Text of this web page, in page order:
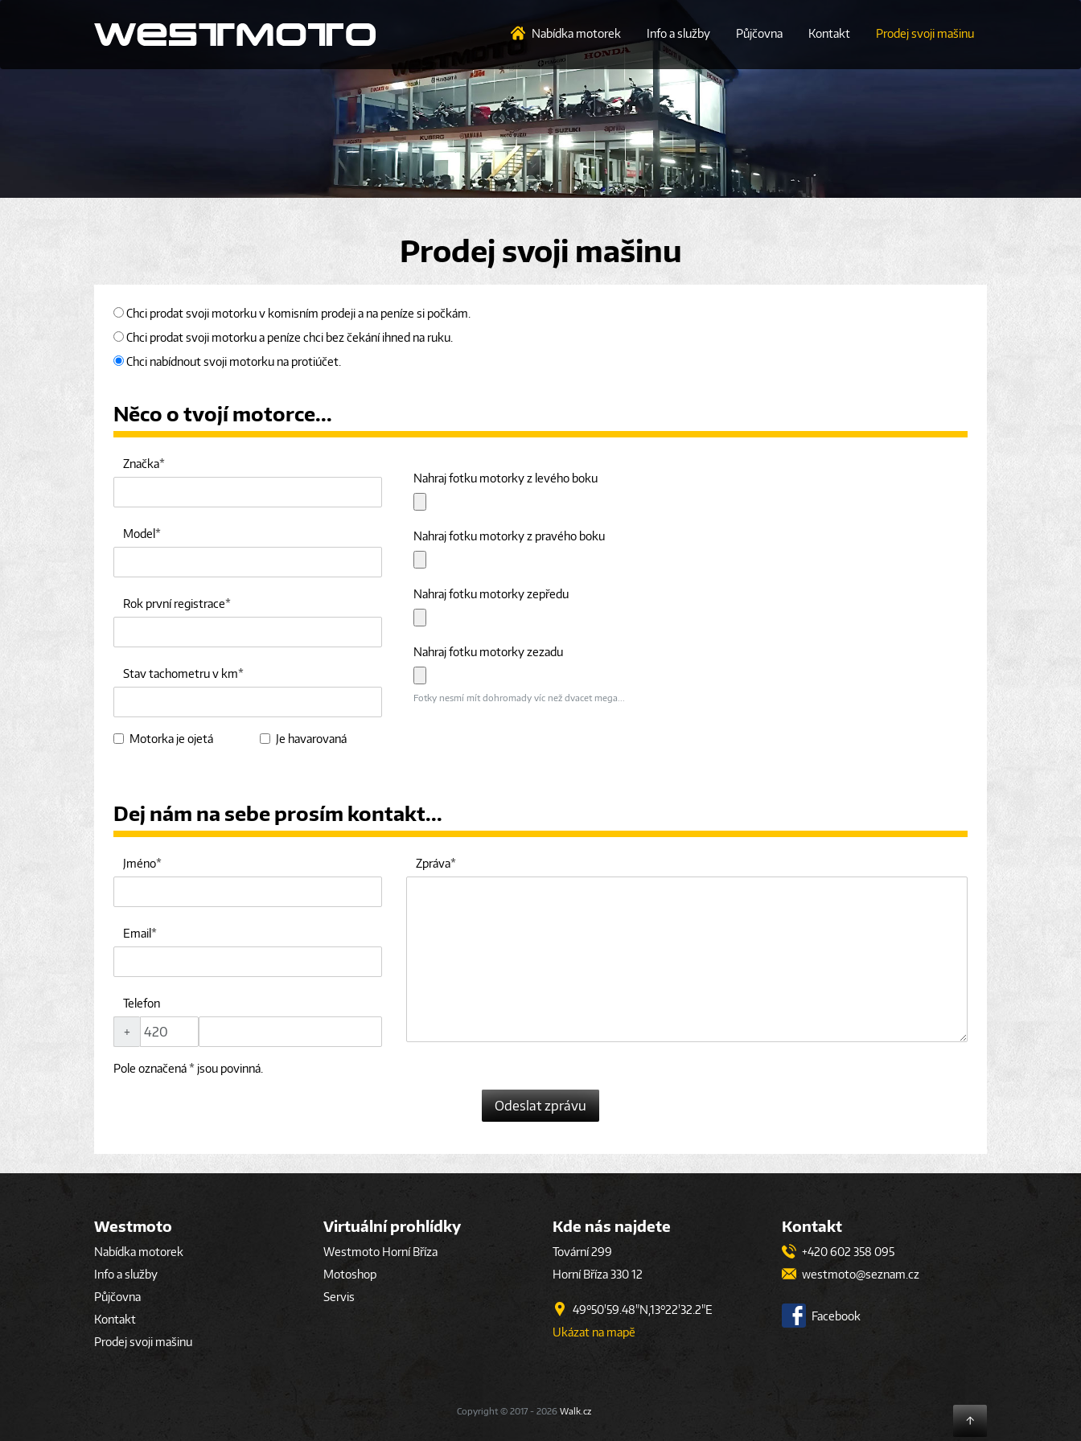
Nabídka motorek Info a služby Půjčovna Kontakt Prodej svoji mašinu
Prodej svoji mašinu
Chci prodat svoji motorku v komisním prodeji a na peníze si počkám.
Chci prodat svoji motorku a peníze chci bez čekání ihned na ruku.
Chci nabídnout svoji motorku na protiúčet.
Něco o tvojí motorce...
Značka
Model
Rok první registrace
Stav tachometru v km
Motorka je ojetá Je havarovaná
Nahraj fotku motorky z levého boku
Nahraj fotku motorky z pravého boku
Nahraj fotku motorky zepředu
Nahraj fotku motorky zezadu
Fotky nesmí mít dohromady víc než dvacet mega...
Dej nám na sebe prosím kontakt...
Jméno
Email
Telefon
+
Zpráva
Pole označená * jsou povinná.
Odeslat zprávu
Westmoto
Nabídka motorek
Info a služby
Půjčovna
Kontakt
Prodej svoji mašinu
Virtuální prohlídky
Westmoto Horní Bříza
Motoshop
Servis
Kde nás najdete
Tovární 299
Horní Bříza 330 12
49°50'59.48"N,13°22'32.2"E
Ukázat na mapě
Kontakt
+420 602 358 095
westmoto@seznam.cz
Facebook
↑
Copyright © 2017 - 2026 Walk.cz